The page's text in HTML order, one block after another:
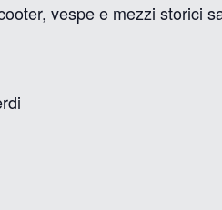
vespe e mezzi storici